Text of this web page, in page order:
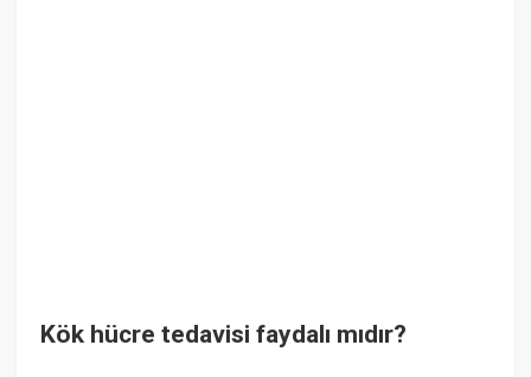
Kök hücre tedavisi faydalı mıdır?